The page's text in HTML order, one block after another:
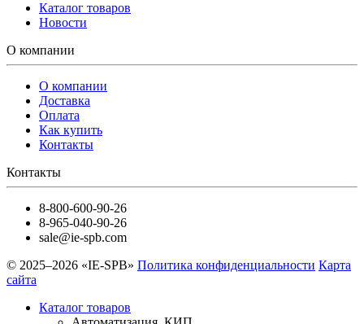
Каталог товаров
Новости
О компании
О компании
Доставка
Оплата
Как купить
Контакты
Контакты
8-800-600-90-26
8-965-040-90-26
sale@ie-spb.com
© 2025–2026 «IE-SPB» Политика конфиденциальности Карта
сайта
Каталог товаров